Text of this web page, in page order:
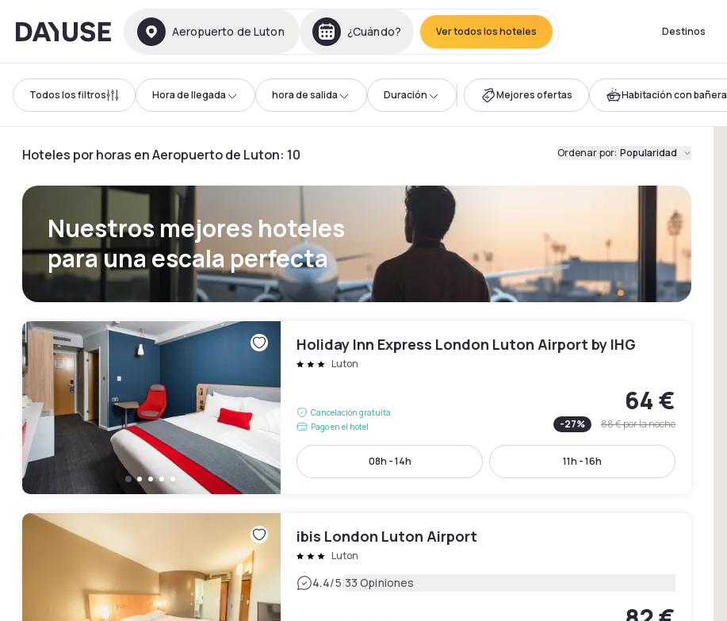
Dayuse Aeropuerto de Luton ¿Cuándo? Ver todos los hoteles Destinos
Todos los filtros Hora de llegada hora de salida Duración Mejores ofertas Habitación con bañera
Hoteles por horas en Aeropuerto de Luton: 10 Ordenar por: Popularidad
Nuestros mejores hoteles
para una escala perfecta
Holiday Inn Express London Luton Airport by IHG
Luton
Cancelación gratuita
Pago en el hotel
64 €
-27% 88 €por la noche
08h - 14h 11h - 16h
ibis London Luton Airport
Luton
4.4/5|33 Opiniones